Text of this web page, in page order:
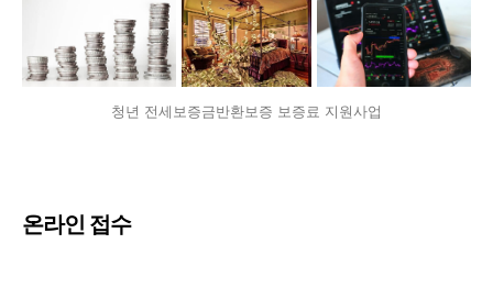
청년 전세보증금반환보증 보증료 지원사업
온라인 접수